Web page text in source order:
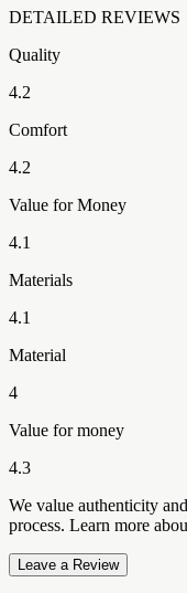
DETAILED REVIEWS
Quality
4.2
Comfort
4.2
Value for Money
4.1
Materials
4.1
Material
4
Value for money
4.3
We value authenticity
process. Learn more
Leave a Review